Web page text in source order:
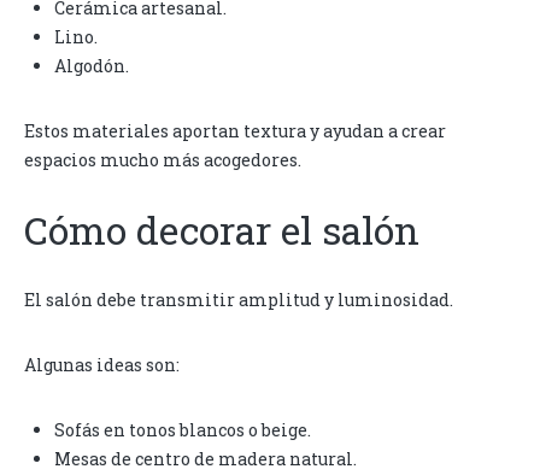
Cerámica artesanal.
Lino.
Algodón.
Estos materiales aportan textura y ayudan a crear
espacios mucho más acogedores.
Cómo decorar el salón
El salón debe transmitir amplitud y luminosidad.
Algunas ideas son:
Sofás en tonos blancos o beige.
Mesas de centro de madera natural.